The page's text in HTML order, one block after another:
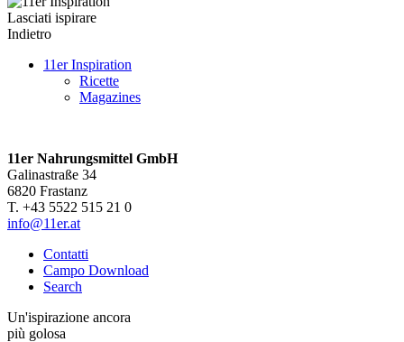
Lasciati ispirare
Indietro
11er Inspiration
Ricette
Magazines
11er Nahrungsmittel GmbH
Galinastraße 34
6820 Frastanz
T. +43 5522 515 21 0
info@11er.at
Contatti
Campo Download
Search
Un'ispirazione ancora
più golosa